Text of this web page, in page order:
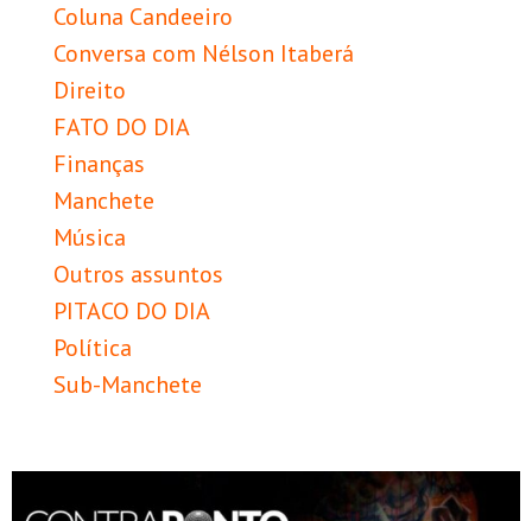
Coluna Candeeiro
Conversa com Nélson Itaberá
Direito
FATO DO DIA
Finanças
Manchete
Música
Outros assuntos
PITACO DO DIA
Política
Sub-Manchete